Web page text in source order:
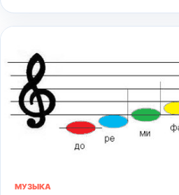
МУЗЫКА